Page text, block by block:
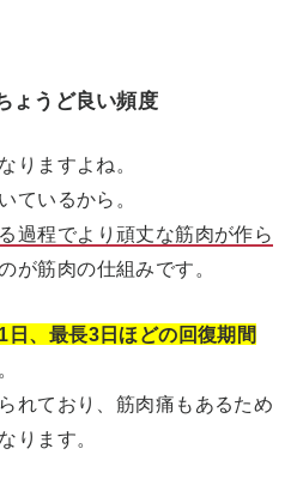
ょうど良い頻度
りますよね。
ているから。
過程でより頑丈な筋肉が作ら
が筋肉の仕組みです。
日、最長3日ほどの回復期間
れており、筋肉痛もあるため
ります。